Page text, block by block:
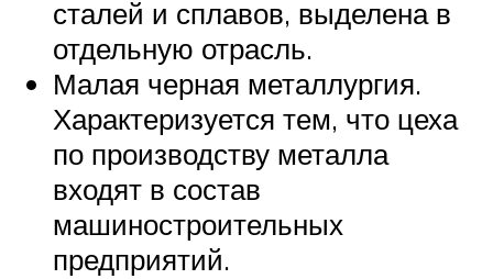
сталей и сплавов, выделена в
отдельную отрасль.
Малая черная металлургия.
Характеризуется тем, что цеха
по производству металла
входят в состав
машиностроительных
предприятий.